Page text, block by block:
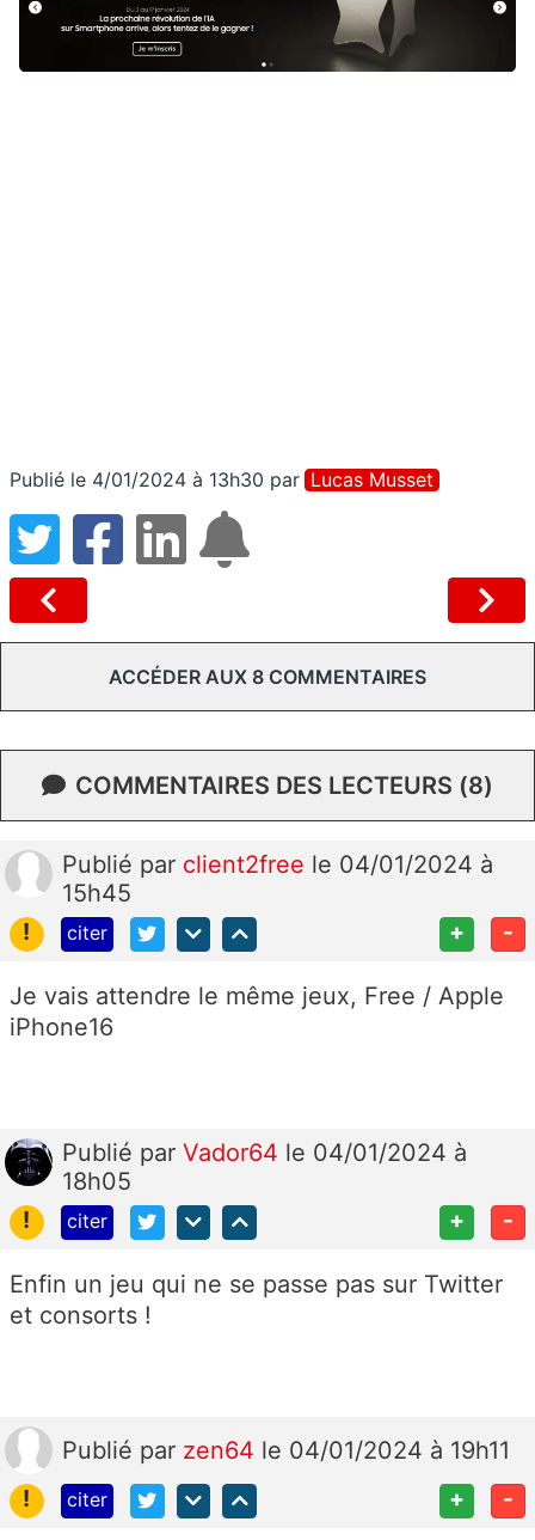
Publié le 4/01/2024 à 13h30 par Lucas Musset
ACCÉDER AUX 8 COMMENTAIRES
COMMENTAIRES DES LECTEURS (8)
Publié par client2free le 04/01/2024 à
15h45
!
citer + -
Je vais attendre le même jeux, Free / Apple
iPhone16
Publié par Vador64 le 04/01/2024 à
18h05
!
citer + -
Enfin un jeu qui ne se passe pas sur Twitter
et consorts !
Publié par zen64 le 04/01/2024 à 19h11
!
citer + -